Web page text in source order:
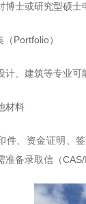
博士或研究型硕士
Portfolio）
计、建筑等专业可
材料
件、资金证明、
准备录取信（